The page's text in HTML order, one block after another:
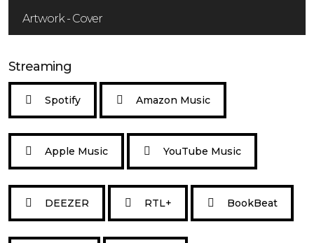
Artwork - Cover
Streaming
Spotify Amazon Music
Apple Music YouTube Music
DEEZER RTL+ BookBeat